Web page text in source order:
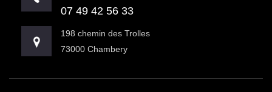
07 49 42 56 33
198 chemin des Trolles
73000 Chambery